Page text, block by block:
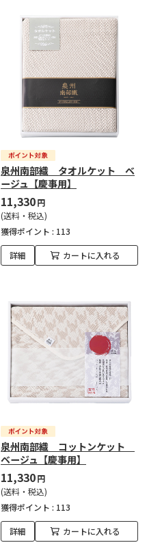
泉州南部織 タオルケット ベ
ージュ【慶事用】
11,330円
(送料・税込)
獲得ポイント : 113
詳細 カートに入れる
泉州南部織 コットンケット
ベージュ【慶事用】
11,330円
(送料・税込)
獲得ポイント : 113
詳細 カートに入れる